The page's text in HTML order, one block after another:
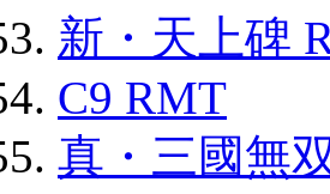
新・天上碑
C9 RMT
真・三國無